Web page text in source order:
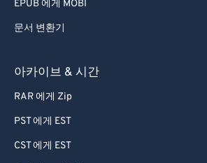
EPUB 에게 MOBI
문서 변환기
아카이브 & 시간
RAR 에게 Zip
PST 에게 EST
CST 에게 EST